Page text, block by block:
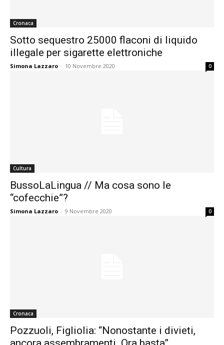
Cronaca
Sotto sequestro 25000 flaconi di liquido
illegale per sigarette elettroniche
Simona Lazzaro - 10 Novembre 2020 0
Cultura
BussoLaLingua // Ma cosa sono le
“cofecchie”?
Simona Lazzaro - 9 Novembre 2020 0
Cronaca
Pozzuoli, Figliolia: “Nonostante i divieti,